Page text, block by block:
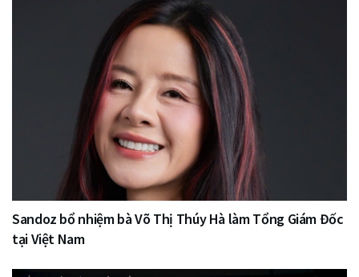
Sandoz bổ nhiệm bà Võ Thị Thúy Hà làm Tổng Giám Đốc
tại Việt Nam